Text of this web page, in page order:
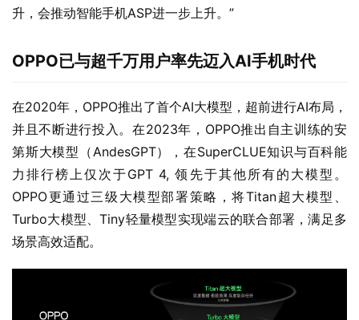
升，会推动智能手机ASP进一步上升。”
OPPO已与超千万用户率先迈入AI手机时代
在2020年，OPPO推出了首个AI大模型，超前进行AI布局，
并且不断进行投入。在2023年，OPPO推出自主训练的安
第斯大模型（AndesGPT），在SuperCLUE知识与百科能
力排行榜上仅次于GPT 4, 领先于其他所有的大模型。
OPPO更通过三级大模型部署策略，将Titan超大模型、
Turbo大模型、Tiny轻量模型实现端云的联合部署，满足多
场景高效适配。